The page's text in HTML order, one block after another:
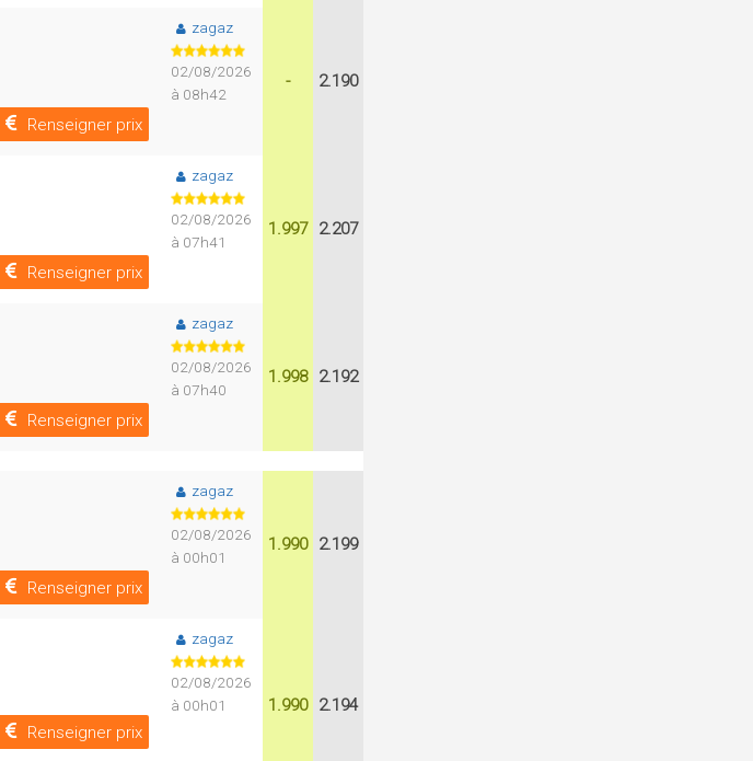
Renseigner prix
zagaz
02/08/2026
à 08h42
- 2.190
Renseigner prix
zagaz
02/08/2026
à 07h41
1.997 2.207
Renseigner prix
zagaz
02/08/2026
à 07h40
1.998 2.192
Renseigner prix
zagaz
02/08/2026
à 00h01
1.990 2.199
Renseigner prix
zagaz
02/08/2026
à 00h01
1.990 2.194